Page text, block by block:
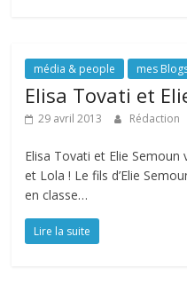
média & people mes
Elisa Tovati et
29 avril 2013 Rédaction
Elisa Tovati et Elie Semoun
et Lola ! Le fils d’Elie
en classe…
Lire la suite